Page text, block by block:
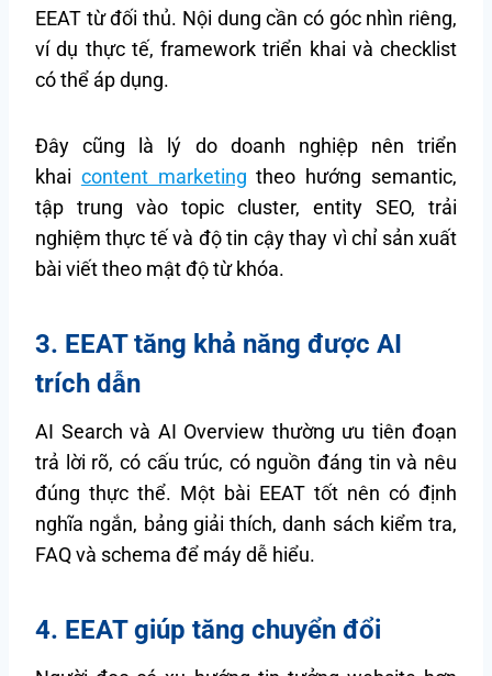
EEAT từ đối thủ. Nội dung cần có góc nhìn riêng,
ví dụ thực tế, framework triển khai và checklist
có thể áp dụng.
Đây cũng là lý do doanh nghiệp nên triển
khai content marketing theo hướng semantic,
tập trung vào topic cluster, entity SEO, trải
nghiệm thực tế và độ tin cậy thay vì chỉ sản xuất
bài viết theo mật độ từ khóa.
3. EEAT tăng khả năng được AI
trích dẫn
AI Search và AI Overview thường ưu tiên đoạn
trả lời rõ, có cấu trúc, có nguồn đáng tin và nêu
đúng thực thể. Một bài EEAT tốt nên có định
nghĩa ngắn, bảng giải thích, danh sách kiểm tra,
FAQ và schema để máy dễ hiểu.
4. EEAT giúp tăng chuyển đổi